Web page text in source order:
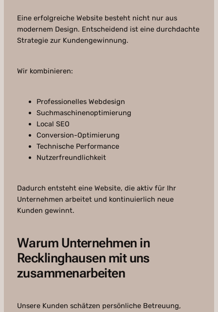
Eine erfolgreiche Website besteht nicht nur aus
modernem Design. Entscheidend ist eine durchdachte
Strategie zur Kundengewinnung.
Wir kombinieren:
Professionelles Webdesign
Suchmaschinenoptimierung
Local SEO
Conversion-Optimierung
Technische Performance
Nutzerfreundlichkeit
Dadurch entsteht eine Website, die aktiv für Ihr
Unternehmen arbeitet und kontinuierlich neue
Kunden gewinnt.
Warum Unternehmen in
Recklinghausen mit uns
zusammenarbeiten
Unsere Kunden schätzen persönliche Betreuung,